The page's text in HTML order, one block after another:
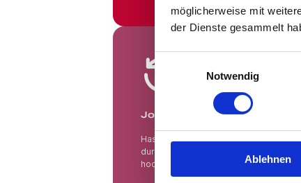
möglicherweise mit
der Dienste gesammelt
Einwilligungsauswahl
Notwendig
Ablehnen
Jobsuche andersrum!
Hast Du keine Lust und Zeit, auf
durchsuchen? Teste die "Jobsuche
hoch und lasse Dir Jobs vorschlagen,
Jobsuche andersrum